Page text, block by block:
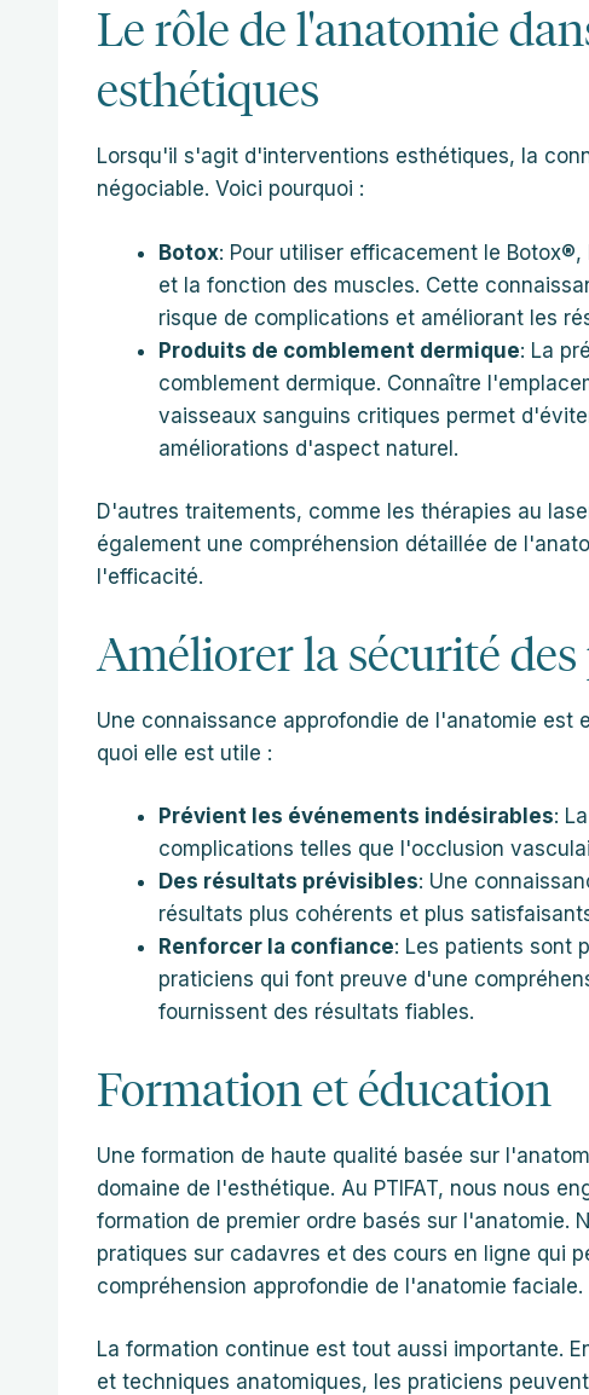
Le rôle de l'anatomie
esthétiques
Lorsqu'il s'agit d'interventions esthétiques, la
négociable. Voici pourquoi :
Botox: Pour utiliser efficacement le
et la fonction des muscles. Cette
risque de complications et améliorant les
Produits de comblement dermique: La
comblement dermique. Connaître
vaisseaux sanguins critiques permet
améliorations d'aspect naturel.
D'autres traitements, comme les thérapies au
également une compréhension détaillée de
l'efficacité.
Améliorer la sécurité
Une connaissance approfondie de l'anatomie est
quoi elle est utile :
Prévient les événements indésirables:
complications telles que l'occlusion
Des résultats prévisibles: Une
résultats plus cohérents et plus
Renforcer la confiance: Les patients sont
praticiens qui font preuve d'une
fournissent des résultats fiables.
Formation et éducation
Une formation de haute qualité basée sur
domaine de l'esthétique. Au PTIFAT, nous nous
formation de premier ordre basés sur l'anatomie.
pratiques sur cadavres et des cours en ligne qui
compréhension approfondie de l'anatomie faciale.
La formation continue est tout aussi importante.
et techniques anatomiques, les praticiens